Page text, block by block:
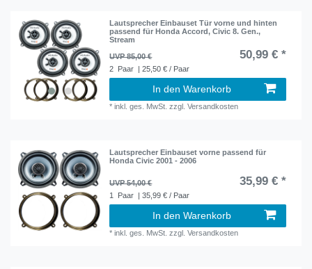
Lautsprecher Einbauset Tür vorne und hinten
passend für Honda Accord, Civic 8. Gen.,
Stream
UVP 85,00 €
50,99 € *
2 Paar | 25,50 € / Paar
In den Warenkorb
*inkl. ges. MwSt. zzgl.Versandkosten
Lautsprecher Einbauset vorne passend für
Honda Civic 2001 - 2006
UVP 54,00 € 35,99 € *
1 Paar | 35,99 € / Paar
In den Warenkorb
*inkl. ges. MwSt. zzgl.Versandkosten